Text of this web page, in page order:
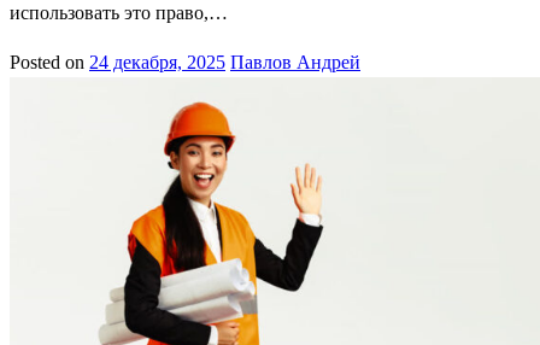
использовать это право,…
Posted on 24 декабря, 2025 Павлов Андрей